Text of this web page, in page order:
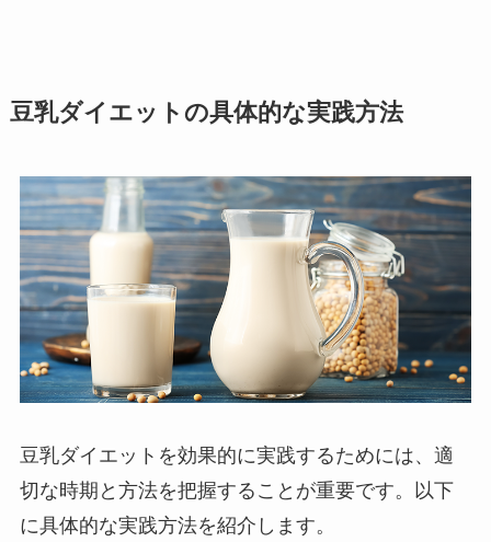
豆乳ダイエットの具体的な実践方法
豆乳ダイエットを効果的に実践するためには、適
切な時期と方法を把握することが重要です。以下
に具体的な実践方法を紹介します。